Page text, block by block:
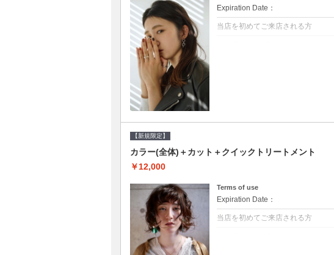
Expiration Date：
当店を初めてご来店される方
【新規限定】
カラー(全体)＋カット＋クイックトリートメント
￥12,000
Terms of use
Expiration Date：
当店を初めてご来店される方